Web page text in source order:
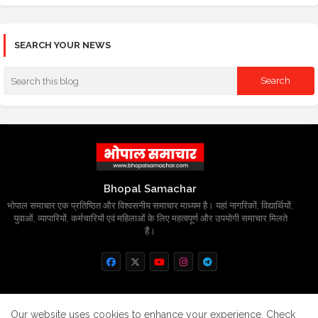
SEARCH YOUR NEWS
Bhopal Samachar
भोपाल समाचार एक प्रतिष्ठित और विश्वसनीय समाचार माध्यम है। यहां नागरिकों, विद्यार्थियों,
युवाओं, व्यापारियों, कर्मचारियों एवं महिलाओं के लिए महत्वपूर्ण और उपयोगी समाचार मिलते
हैं।
Home About Contact us Privacy Policy
Our website uses cookies to enhance your experience. Check